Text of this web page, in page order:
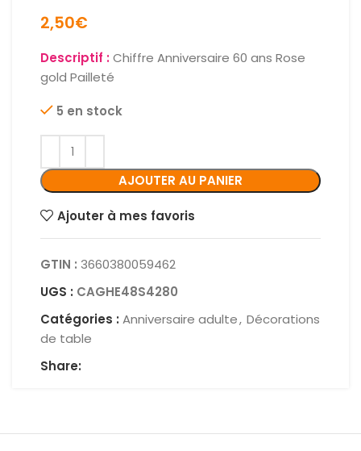
2,50€
Descriptif :Chiffre Anniversaire 60 ans Rose
gold Pailleté
5 en stock
AJOUTER AU PANIER
Ajouter à mes favoris
GTIN : 3660380059462
UGS : CAGHE48S4280
Catégories : Anniversaire adulte, Décorations
de table
Share: